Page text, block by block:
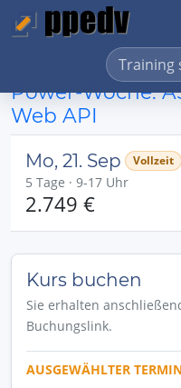
Power-Woche:
Web API
Mo, 21. Sep Vollzeit
5 Tage · 9-17 Uhr
2.749 €
Kurs buchen
Sie erhalten
Buchungslink.
AUSGEWÄHLTER